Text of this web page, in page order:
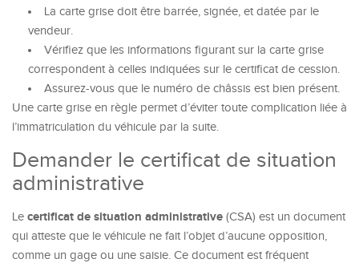
La carte grise doit être barrée, signée, et datée par le
vendeur.
Vérifiez que les informations figurant sur la carte grise
correspondent à celles indiquées sur le certificat de cession.
Assurez-vous que le numéro de châssis est bien présent.
Une carte grise en règle permet d’éviter toute complication liée à
l’immatriculation du véhicule par la suite.
Demander le certificat de situation
administrative
Le certificat de situation administrative (CSA) est un document
qui atteste que le véhicule ne fait l’objet d’aucune opposition,
comme un gage ou une saisie. Ce document est fréquent